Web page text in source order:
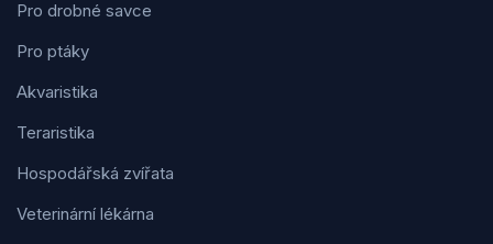
Pro drobné savce
Pro ptáky
Akvaristika
Teraristika
Hospodářská zvířata
Veterinární lékárna